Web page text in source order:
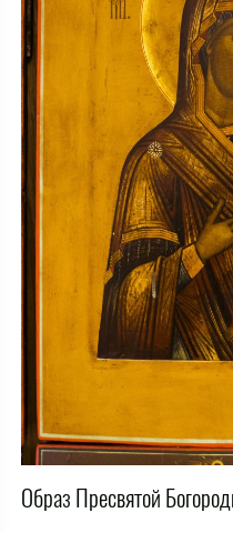
Образ Пресвятой